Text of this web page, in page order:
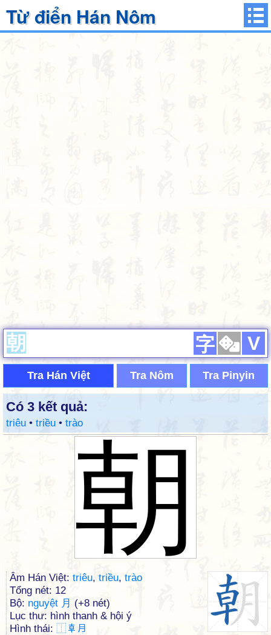
Từ điển Hán Nôm
字 V
Tra Hán Việt Tra Nôm Tra Pinyin
Có 3 kết quả:
triêu • triều • trào
朝
Âm Hán Việt: triêu, triều, trào
Tổng nét: 12
Bộ: nguyệt 月 (+8 nét)
Lục thư: hình thanh & hội ý
Hình thái: ⿰ 𠦝 月